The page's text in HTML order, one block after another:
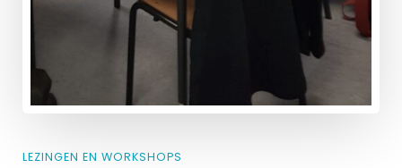
LEZINGEN EN WORKSHOPS